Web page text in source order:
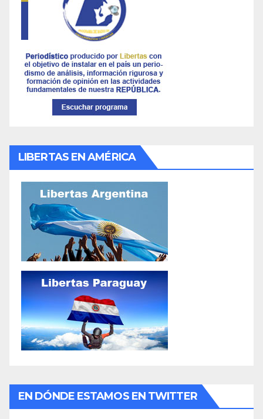
LIBERTAS EN AMÉRICA
EN DÓNDE ESTAMOS EN TWITTER